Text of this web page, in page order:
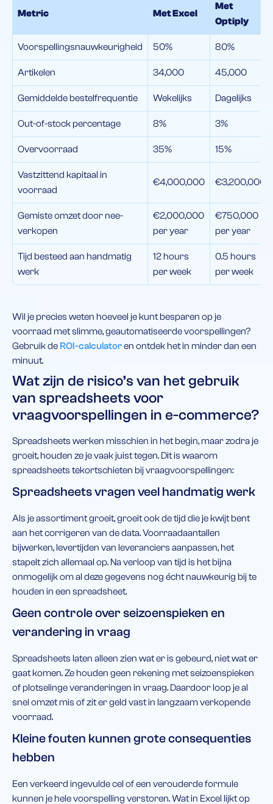
Metric Met Excel
Met
Optiply
Voorspellingsnauwkeurigheid 50% 80%
Artikelen 34,000 45,000
Gemiddelde bestelfrequentie Wekelijks Dagelijks
Out-of-stock percentage 8% 3%
Overvoorraad 35% 15%
Vastzittend kapitaal in
voorraad
€4,000,000 €3,200,000
Gemiste omzet door nee-
verkopen
€2,000,000
per year
€750,000
per year
Tijd besteed aan handmatig
werk
12 hours
per week
0.5 hours
per week
Wil je precies weten hoeveel je kunt besparen op je
voorraad met slimme, geautomatiseerde voorspellingen?
Gebruik de ROI-calculatoren ontdek het in minder dan een
minuut.
Wat zijn de risico’s van het gebruik
van spreadsheets voor
vraagvoorspellingen in e-commerce?
Spreadsheets werken misschien in het begin, maar zodra je
groeit, houden ze je vaak juist tegen. Dit is waarom
spreadsheets tekortschieten bij vraagvoorspellingen:
Spreadsheets vragen veel handmatig werk
Als je assortiment groeit, groeit ook de tijd die je kwijt bent
aan het corrigeren van de data. Voorraadaantallen
bijwerken, levertijden van leveranciers aanpassen, het
stapelt zich allemaal op. Na verloop van tijd is het bijna
onmogelijk om al deze gegevens nog écht nauwkeurig bij te
houden in een spreadsheet.
Geen controle over seizoenspieken en
verandering in vraag
Spreadsheets laten alleen zien wat er is gebeurd, niet wat er
gaat komen. Ze houden geen rekening met seizoenspieken
of plotselinge veranderingen in vraag. Daardoor loop je al
snel omzet mis of zit er geld vast in langzaam verkopende
voorraad.
Kleine fouten kunnen grote consequenties
hebben
Een verkeerd ingevulde cel of een verouderde formule
kunnen je hele voorspelling verstoren. Wat in Excel lijkt op